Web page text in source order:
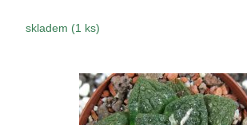
skladem (1 ks)